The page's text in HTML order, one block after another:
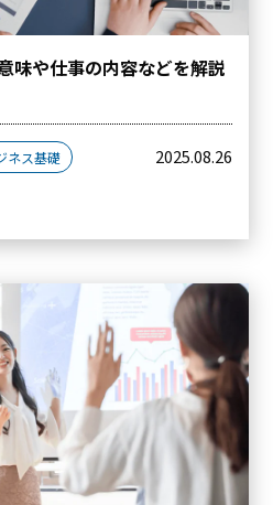
味や仕事の内容などを解説
ネス基礎 2025.08.26